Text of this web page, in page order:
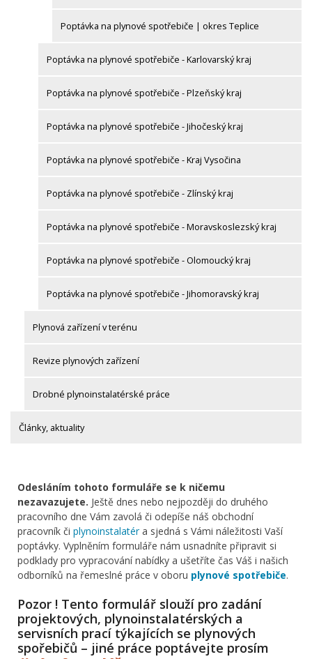
Poptávka na plynové spotřebiče | okres Teplice
Poptávka na plynové spotřebiče - Karlovarský kraj
Poptávka na plynové spotřebiče - Plzeňský kraj
Poptávka na plynové spotřebiče - Jihočeský kraj
Poptávka na plynové spotřebiče - Kraj Vysočina
Poptávka na plynové spotřebiče - Zlínský kraj
Poptávka na plynové spotřebiče - Moravskoslezský kraj
Poptávka na plynové spotřebiče - Olomoucký kraj
Poptávka na plynové spotřebiče - Jihomoravský kraj
Plynová zařízení v terénu
Revize plynových zařízení
Drobné plynoinstalatérské práce
Články, aktuality
Odesláním tohoto formuláře se k ničemu
nezavazujete. Ještě dnes nebo nejpozději do druhého
pracovního dne Vám zavolá či odepíše náš obchodní
pracovník či plynoinstalatéra sjedná s Vámi náležitosti Vaší
poptávky. Vyplněním formuláře nám usnadníte připravit si
podklady pro vypracování nabídky a ušetříte čas Váš i našich
odborníků na řemeslné práce v oboru plynové spotřebiče.
Pozor ! Tento formulář slouží pro zadání
projektových, plynoinstalatérských a
servisních prací týkajících se plynových
spořebičů – jiné práce poptávejte prosím